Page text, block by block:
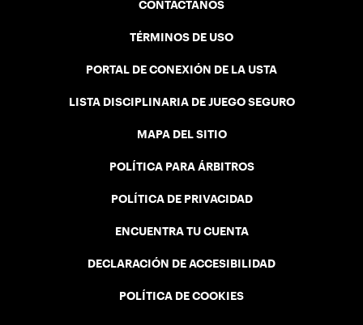
CONTÁCTANOS
TÉRMINOS DE USO
PORTAL DE CONEXIÓN DE LA USTA
LISTA DISCIPLINARIA DE JUEGO SEGURO
MAPA DEL SITIO
POLÍTICA PARA ÁRBITROS
POLÍTICA DE PRIVACIDAD
ENCUENTRA TU CUENTA
DECLARACIÓN DE ACCESIBILIDAD
POLÍTICA DE COOKIES